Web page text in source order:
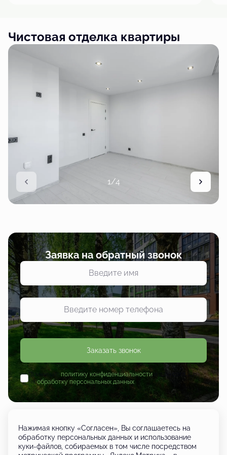
Чистовая отделка квартиры
1/4
Заявка на обратный звонок
Заказать звонок
Принимаю политику конфиденциальностии даю согласие
наобработку персональных данных
+7 (833) 249-01-01
Нажимая кнопку «Согласен», Вы соглашаетесь на
обработку персональных данных и использование
куки-файлов, собираемых в том числе посредством